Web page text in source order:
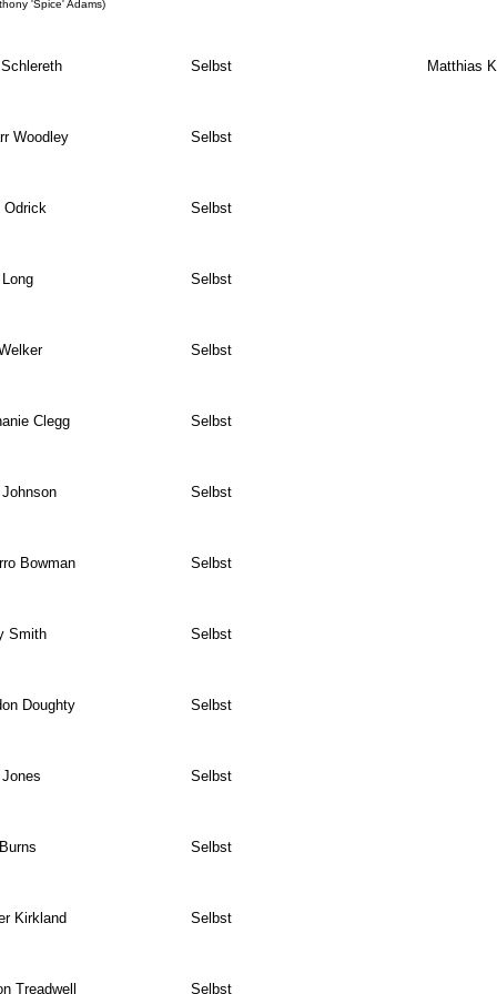
'Spice' Adams)
Selbst Matthias
Woodley Selbst
Odrick Selbst
Selbst
Selbst
Clegg Selbst
Selbst
Bowman Selbst
Smith Selbst
Doughty Selbst
Selbst
Selbst
Kirkland Selbst
Treadwell Selbst